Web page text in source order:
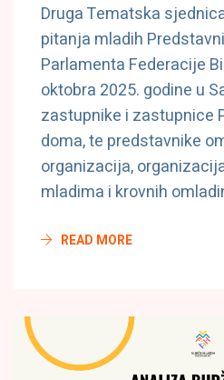
Druga Tematska
pitanja mladih
Parlamenta Federacije
oktobra 2025. godine u
zastupnike i zastupnice
doma, te predstavnike
organizacija,
mladima i krovnih
READ MORE